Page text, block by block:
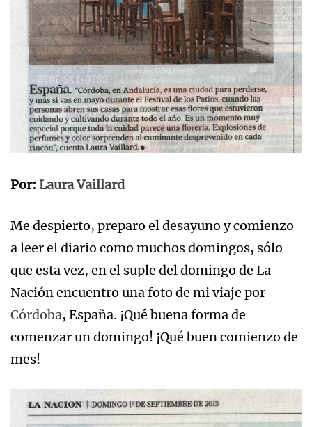
Por: Laura Vaillard
Me despierto, preparo el desayuno y comienzo
a leer el diario como muchos domingos, sólo
que esta vez, en el suple del domingo de La
Nación encuentro una foto de mi viaje por
Córdoba, España. ¡Qué buena forma de
comenzar un domingo! ¡Qué buen comienzo de
mes!